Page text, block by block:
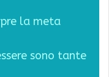
la meta
sono tante